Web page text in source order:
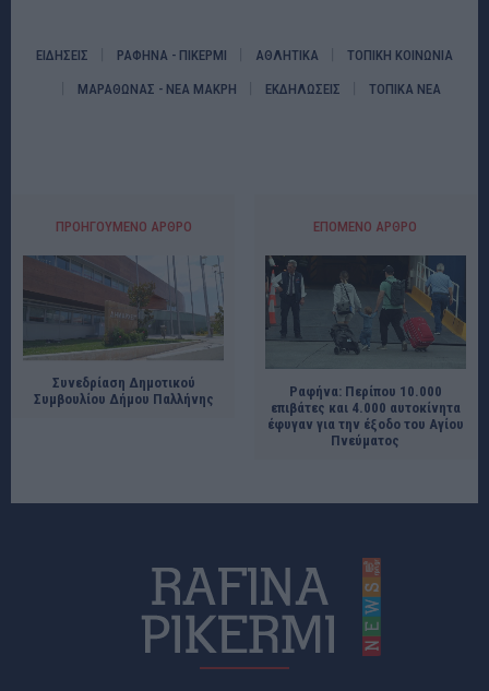
ΕΙΔΗΣΕΙΣ ΡΑΦΗΝΑ - ΠΙΚΕΡΜΙ ΑΘΛΗΤΙΚΑ ΤΟΠΙΚΗ ΚΟΙΝΩΝΙΑ
ΜΑΡΑΘΩΝΑΣ - ΝΕΑ ΜΑΚΡΗ ΕΚΔΗΛΩΣΕΙΣ ΤΟΠΙΚΑ ΝΕΑ
ΠΡΟΗΓΟΎΜΕΝΟ ΆΡΘΡΟ
Συνεδρίαση Δημοτικού
Συμβουλίου Δήμου Παλλήνης
ΕΠΌΜΕΝΟ ΆΡΘΡΟ
Ραφήνα: Περίπου 10.000
επιβάτες και 4.000 αυτοκίνητα
έφυγαν για την έξοδο του Αγίου
Πνεύματος